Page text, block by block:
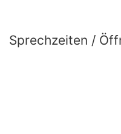
Sprechzeiten /